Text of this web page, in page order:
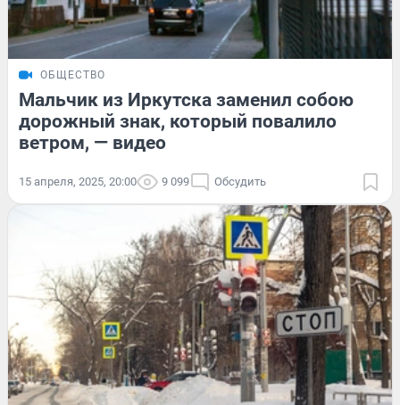
ОБЩЕСТВО
Мальчик из Иркутска заменил собою
дорожный знак, который повалило
ветром, — видео
15 апреля, 2025, 20:00 9 099 Обсудить